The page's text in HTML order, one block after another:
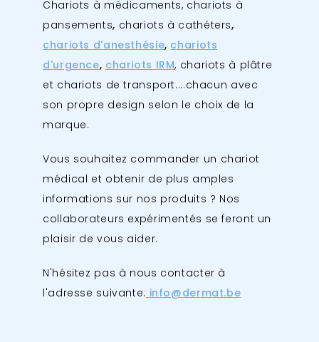
Chariots à médicaments, chariots à
pansements, chariots à cathéters,
chariots d'anesthésie, chariots
d'urgence, chariots IRM, chariots à plâtre
et chariots de transport....chacun avec
son propre design selon le choix de la
marque.
Vous souhaitez commander un chariot
médical et obtenir de plus amples
informations sur nos produits ? Nos
collaborateurs expérimentés se feront un
plaisir de vous aider.
N'hésitez pas à nous contacter à
l'adresse suivante: info@dermat.be